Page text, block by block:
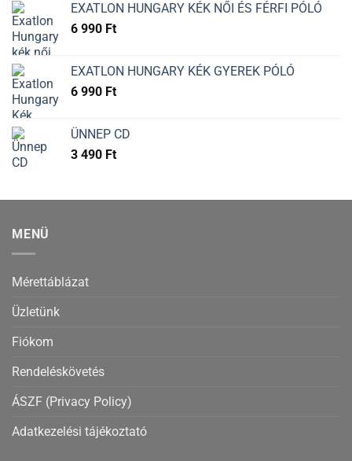
EXATLON HUNGARY KÉK NŐI ÉS FÉRFI PÓLÓ
6 990 Ft
EXATLON HUNGARY KÉK GYEREK PÓLÓ
6 990 Ft
ÜNNEP CD
3 490 Ft
MENÜ
Mérettáblázat
Üzletünk
Fiókom
Rendeléskövetés
ÁSZF (Privacy Policy)
Adatkezelési tájékoztató